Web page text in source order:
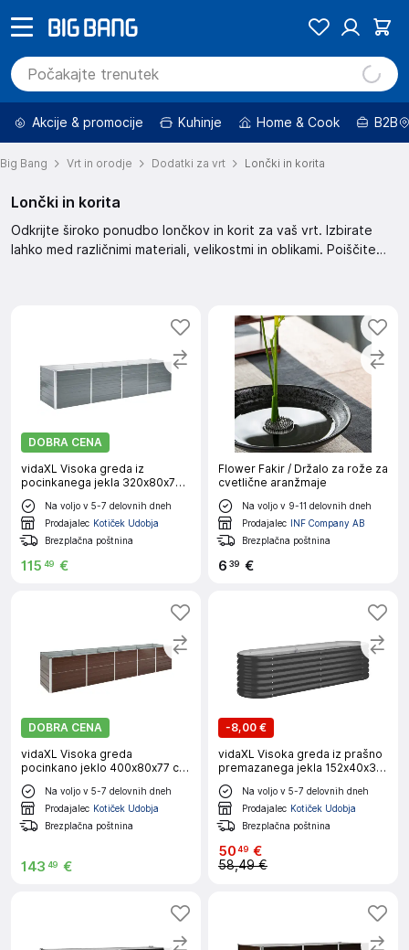
Akcije & promocije Kuhinje Home & Cook B2B
Big Bang Vrt in orodje Dodatki za vrt Lončki in korita
Lončki in korita
Odkrijte široko ponudbo lončkov in korit za vaš vrt. Izbirate
lahko med različnimi materiali, velikostmi in oblikami. Poiščite
DOBRA CENA
vidaXL Visoka greda iz
pocinkanega jekla 320x80x77
cm sive barve
Na voljo v 5-7 delovnih dneh
Prodajalec Kotiček Udobja
Brezplačna poštnina
115 49 €
Flower Fakir / Držalo za rože za
cvetlične aranžmaje
Na voljo v 9-11 delovnih dneh
Prodajalec INF Company AB
Brezplačna poštnina
6 39 €
DOBRA CENA
vidaXL Visoka greda
pocinkano jeklo 400x80x77 cm
rjava
Na voljo v 5-7 delovnih dneh
Prodajalec Kotiček Udobja
Brezplačna poštnina
143 49 €
-8,00 €
vidaXL Visoka greda iz prašno
premazanega jekla 152x40x36
cm antracit
Na voljo v 5-7 delovnih dneh
Prodajalec Kotiček Udobja
Brezplačna poštnina
5049 €
58,49 €